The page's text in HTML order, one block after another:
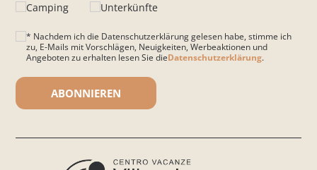
Camping
Unterkünfte
* Nachdem ich die Datenschutzerklärung gelesen habe, stimme ich
zu, E-Mails mit Vorschlägen, Neuigkeiten, Werbeaktionen und
Angeboten zu erhalten lesen Sie dieDatenschutzerklärung.
Bitte lasse dieses Feld leer.